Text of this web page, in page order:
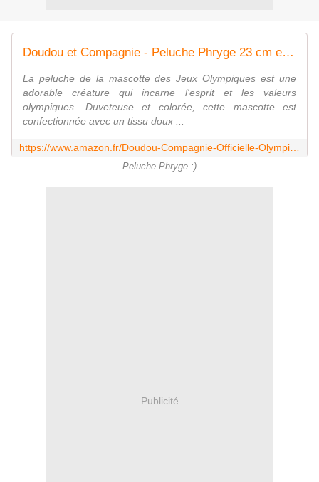
Doudou et Compagnie - Peluche Phryge 23 cm en Sachet - Mascotte Officielle des Jeux Olympiques Paris 2024 - Peluche Rouge Forme Bonnet Phrygien - JO PARIS 2024 - 23 Cm - JO2409
La peluche de la mascotte des Jeux Olympiques est une
adorable créature qui incarne l'esprit et les valeurs
olympiques. Duveteuse et colorée, cette mascotte est
confectionnée avec un tissu doux ...
Peluche Phryge :)
Publicité